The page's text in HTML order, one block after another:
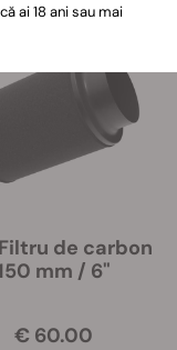
Filtru de carbon
mm / 6"
€ 60.00
ai 18 ani sau mai